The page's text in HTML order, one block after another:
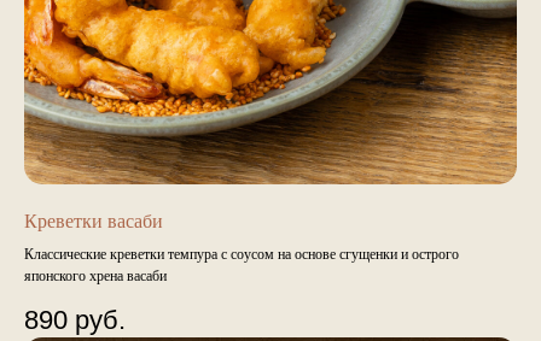
Креветки васаби
Классические креветки темпура с соусом на основе сгущенки и острого
японского хрена васаби
890 руб.